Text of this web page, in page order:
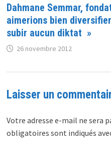
Dahmane Semmar,
aimerions bien
subir aucun diktat »
26 novembre 2012
Laisser un
Votre adresse e-mail ne sera
obligatoires sont indiqués